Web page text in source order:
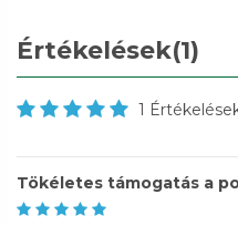
Értékelések(1)
1
Tökéletes támogatás a